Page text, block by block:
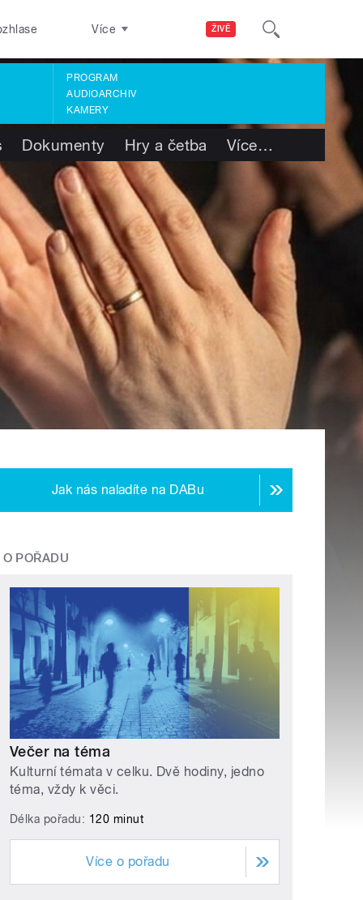
ŽIVĚ
Více
PROGRAM
AUDIOARCHIV
KAMERY
Dokumenty Hry a četba Více…
Jak nás naladíte na DABu
O POŘADU
Večer na téma
Kulturní témata v celku. Dvě hodiny, jedno
téma, vždy k věci.
Délka pořadu: 120 minut
Více o pořadu